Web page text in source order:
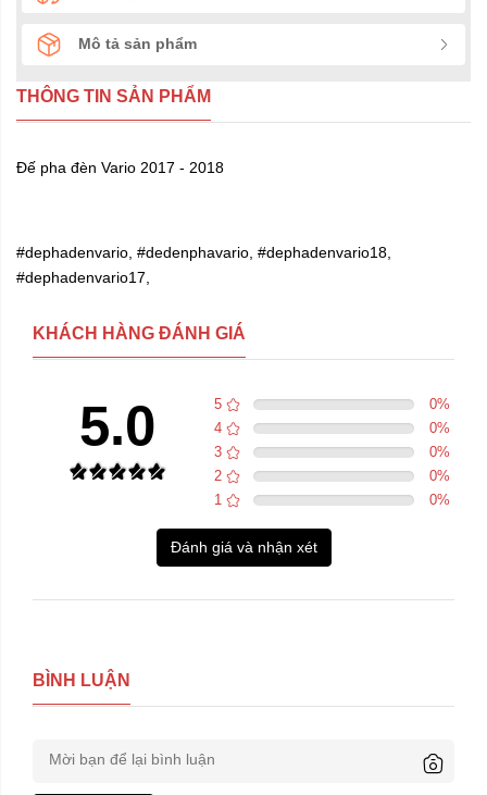
Mô tả sản phẩm
THÔNG TIN SẢN PHẨM
Đế pha đèn Vario 2017 - 2018
#dephadenvario, #dedenphavario, #dephadenvario18,
#dephadenvario17,
KHÁCH HÀNG ĐÁNH GIÁ
5.0 5 0%
4
0%
3
0%
2
0%
1
0%
Đánh giá và nhận xét
BÌNH LUẬN